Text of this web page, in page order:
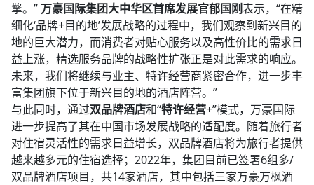
擎。” 万豪国际集团大中华区首席发展官郁国刚表示，“在精
细化‘品牌+目的地’发展战略的过程中，我们观察到新兴目的
地的巨大潜力，而消费者对贴心服务以及高性价比的需求日
益上涨，精选服务品牌的战略性扩张正是对此需求的响应。
未来，我们将继续与业主、特许经营商紧密合作，进一步丰
富集团旗下位于新兴目的地的酒店阵营。”​
与此同时，通过双品牌酒店和“特许经营+”模式，万豪国际
进一步提高了其在中国市场发展战略的适配度。随着旅行者
对住宿灵活性的需求日益增长，双品牌酒店将为旅行者提供
越来越多元的住宿选择；2022年，集团目前已签署6组多/
双品牌酒店项目，共14家酒店，其中包括三家万豪万枫酒